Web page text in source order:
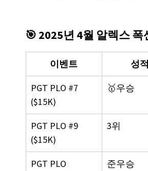
🎯 2025년 4월 알렉스
이벤트 성적
PGT PLO #7
($15K)
🥇우승
PGT PLO #9
($15K)
3위
PGT PLO
준우승